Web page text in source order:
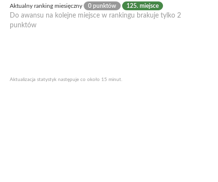
Aktualny ranking miesięczny 0 punktów 125. miejsce
Do awansu na kolejne miejsce w rankingu brakuje tylko 2
punktów
Aktualizacja statystyk następuje co około 15 minut.